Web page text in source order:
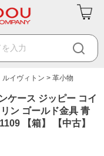
ルイヴィトン 革小物
ケース ジッピー コイ
ン ゴールド金具 青
【箱】 【中古】